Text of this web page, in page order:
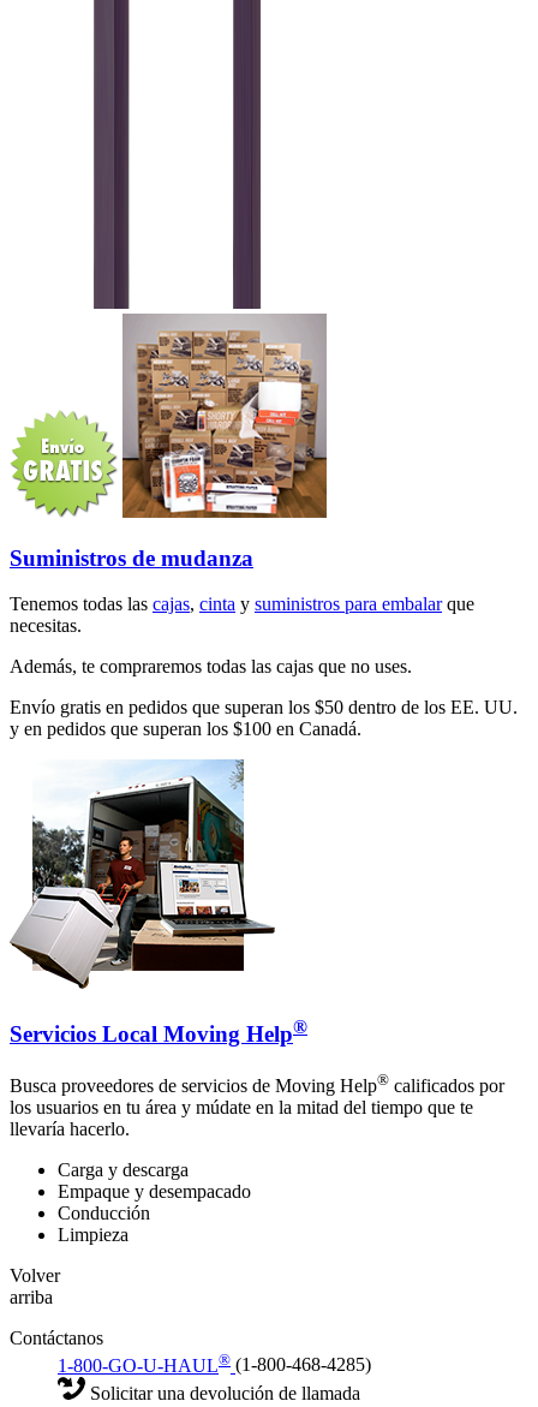
Suministros de mudanza
Tenemos todas las cajas, cinta y suministros para embalarque
necesitas.
Además, te compraremos todas las cajas que no uses.
Envío gratis en pedidos que superan los $50 dentro de los EE. UU.
y en pedidos que superan los $100 en Canadá.
Servicios Local Moving Help®
Busca proveedores de servicios de Moving Help® calificados por
los usuarios en tu área y múdate en la mitad del tiempo que te
llevaría hacerlo.
Carga y descarga
Empaque y desempacado
Conducción
Limpieza
Volver
arriba
Contáctanos
1-800-GO-U-HAUL® (1-800-468-4285)
Solicitar una devolución de llamada